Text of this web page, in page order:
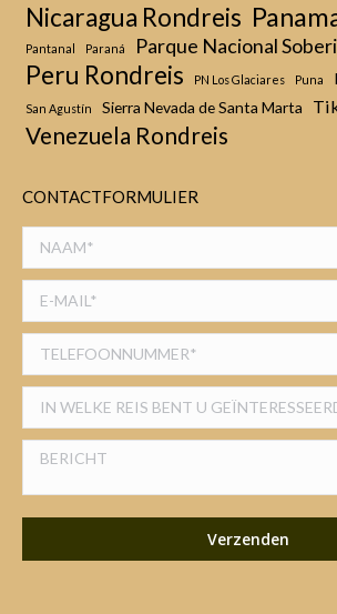
Nicaragua Rondreis
Pantanal Paraná Parque Nacional
Peru Rondreis PN Los Glaciares Puna
San Agustín
Sierra Nevada de Santa Marta
Venezuela Rondreis
CONTACTFORMULIER